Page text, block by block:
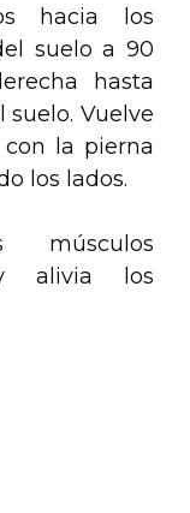
hacia los
suelo a 90
hasta
Vuelve
la pierna
los lados.
músculos
y alivia los